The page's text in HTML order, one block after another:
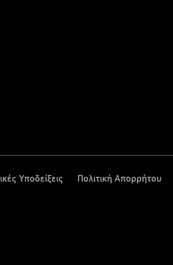
Υποδείξεις Πολιτική Απορρήτου